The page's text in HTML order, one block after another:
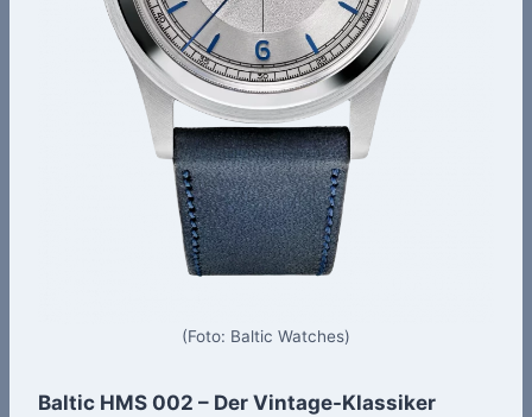
(Foto: Baltic Watches)
Baltic HMS 002 – Der Vintage-Klassiker